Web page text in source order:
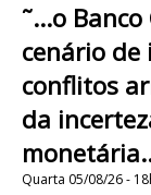
˜...o
cenário de
conflitos
da
Quarta 05/08/26 -